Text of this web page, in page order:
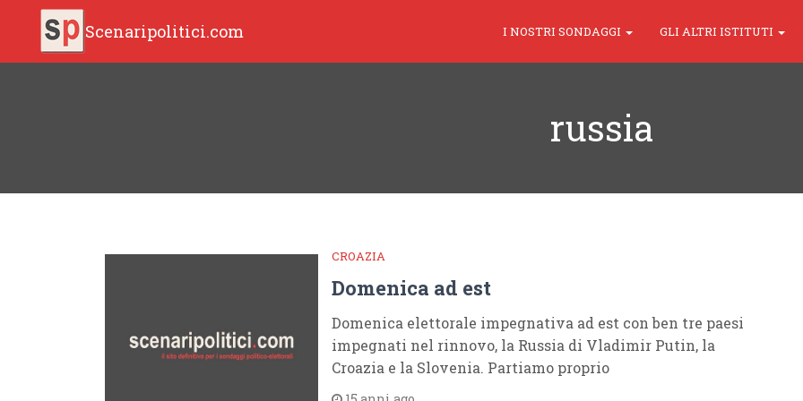
Scenaripolitici.com I NOSTRI SONDAGGI GLI ALTRI ISTITUTI
russia
CROAZIA
Domenica ad est
Domenica elettorale impegnativa ad est con ben tre paesi
impegnati nel rinnovo, la Russia di Vladimir Putin, la
Croazia e la Slovenia. Partiamo proprio